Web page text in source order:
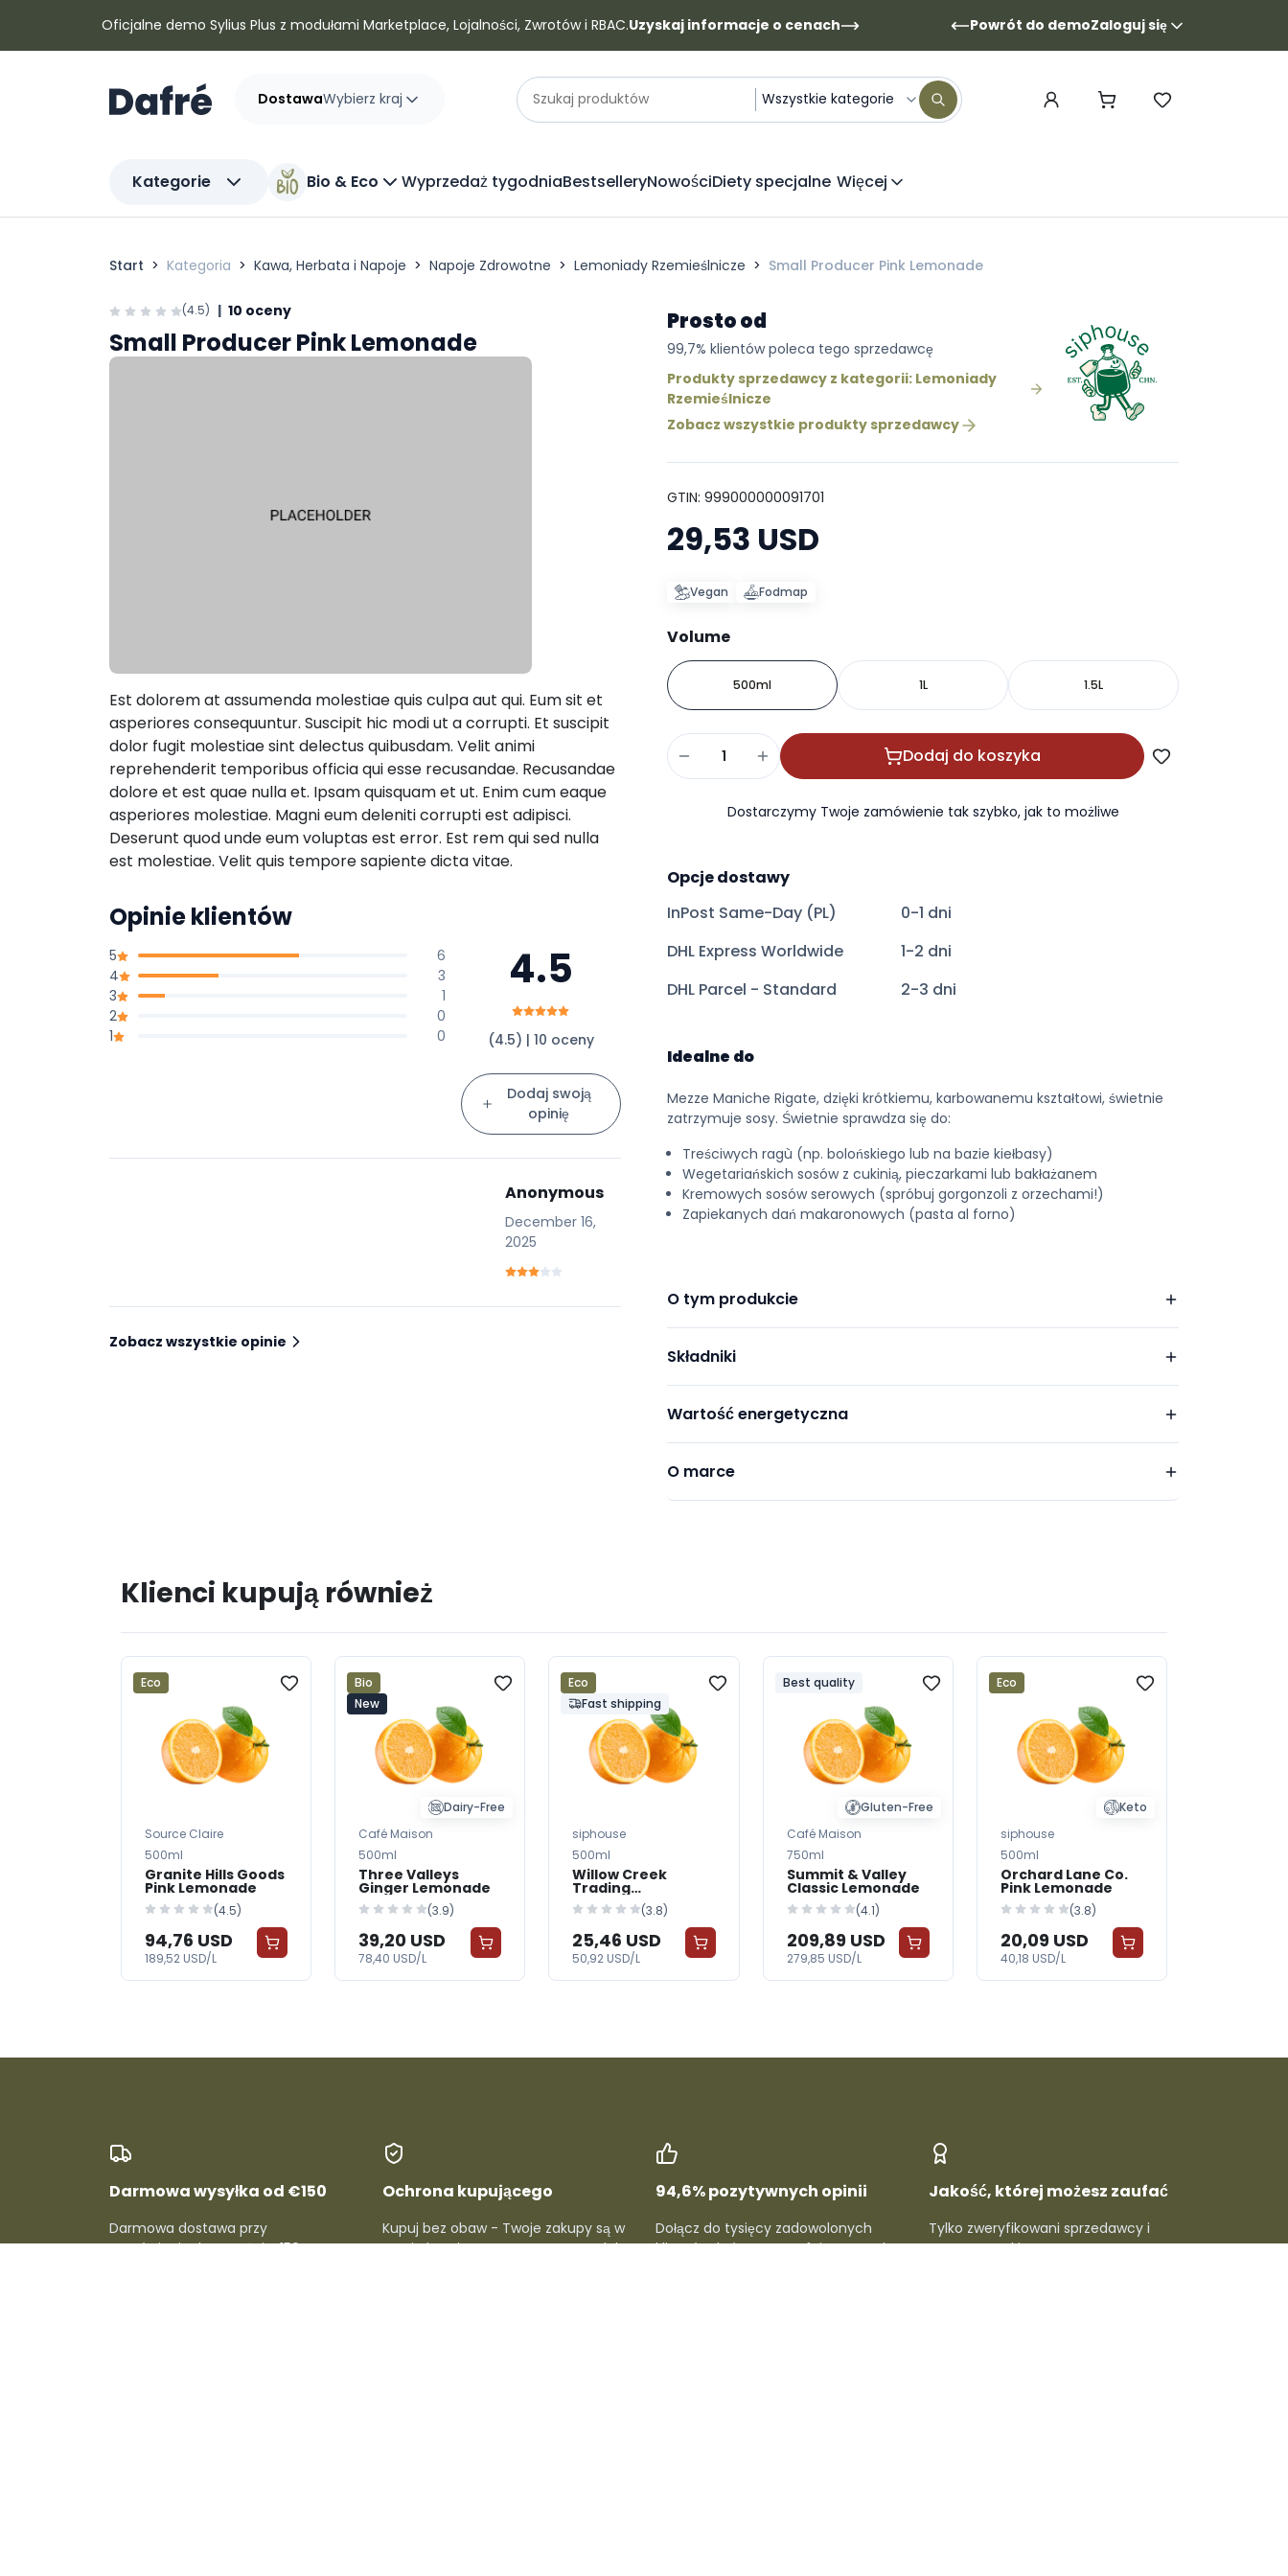
DafreOficjalne demo Sylius Plus z modułami Marketplace, Lojalności, Zwrotów i RBAC.Uzyskaj informacje o cenach Powrót do demoZaloguj się
DostawaWybierz kraj Szukaj produktów Kategorie
Wszystkie kategorie
Kategorie Bio & Eco Wyprzedaż tygodniaBestselleryNowościDiety specjalne Więcej
Start Kategoria Kawa, Herbata i Napoje Napoje Zdrowotne Lemoniady Rzemieślnicze Small Producer Pink Lemonade
Prosto od
99,7% klientów poleca tego sprzedawcę
Produkty sprzedawcy z kategorii: Lemoniady
Rzemieślnicze
Zobacz wszystkie produkty sprzedawcy
GTIN: 999000000091701
29,53 USD
Vegan Fodmap
Volume
500ml 1L 1.5L
Dodaj do koszyka
Dostarczymy Twoje zamówienie tak szybko, jak to możliwe
Opcje dostawy
InPost Same-Day (PL)
0-1 dni
DHL Express Worldwide
1-2 dni
DHL Parcel - Standard
2-3 dni
Idealne do
Mezze Maniche Rigate, dzięki krótkiemu, karbowanemu kształtowi, świetnie
zatrzymuje sosy. Świetnie sprawdza się do:
Treściwych ragù (np. bolońskiego lub na bazie kiełbasy)
Wegetariańskich sosów z cukinią, pieczarkami lub bakłażanem
Kremowych sosów serowych (spróbuj gorgonzoli z orzechami!)
Zapiekanych dań makaronowych (pasta al forno)
O tym produkcie
Składniki
Wartość energetyczna
O marce
(4.5) | 10 oceny
Small Producer Pink Lemonade
Est dolorem at assumenda molestiae quis culpa aut qui. Eum sit et
asperiores consequuntur. Suscipit hic modi ut a corrupti. Et suscipit
dolor fugit molestiae sint delectus quibusdam. Velit animi
reprehenderit temporibus officia qui esse recusandae. Recusandae
dolore et est quae nulla et. Ipsam quisquam et ut. Enim cum eaque
asperiores molestiae. Magni eum deleniti corrupti est adipisci.
Deserunt quod unde eum voluptas est error. Est rem qui sed nulla
est molestiae. Velit quis tempore sapiente dicta vitae.
Opinie klientów
5
6
4
3
3
1
2
0
1
0
4.5
(4.5) | 10 oceny
Dodaj swoją
opinię
Anonymous
December 16,
2025
Zobacz wszystkie opinie
Klienci kupują również
Eco
Source Claire
500ml
Granite Hills Goods
Pink Lemonade
(4.5)
94,76 USD
189,52 USD/L
Bio
New
Dairy-Free
Café Maison
500ml
Three Valleys
Ginger Lemonade
(3.9)
39,20 USD
78,40 USD/L
Eco
Fast shipping
siphouse
500ml
Willow Creek
Trading
Elderflower
Lemonade(3.8)
25,46 USD
50,92 USD/L
Best quality
Gluten-Free
Café Maison
750ml
Summit & Valley
Classic Lemonade
(4.1)
209,89 USD
279,85 USD/L
Eco
Keto
siphouse
500ml
Orchard Lane Co.
Pink Lemonade
(3.8)
20,09 USD
40,18 USD/L
Darmowa wysyłka od €150
Darmowa dostawa przy
zamówieniach powyżej €150. Bez
Ochrona kupującego
Kupuj bez obaw - Twoje zakupy są w
pełni chronione, a proces zwrotu lub
94,6% pozytywnych opinii
Dołącz do tysięcy zadowolonych
klientów, którzy nam ufają. Sprawdź
Jakość, której możesz zaufać
Tylko zweryfikowani sprzedawcy i
topowe marki - gwarantowana